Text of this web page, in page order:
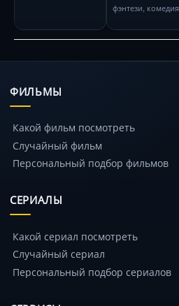
фэнтези, комедия
ФИЛЬМЫ
Какой фильм посмотреть
Случайный фильм
Персональный подбор фильмов
СЕРИАЛЫ
Какой сериал посмотреть
Случайный сериал
Персональный подбор сериалов